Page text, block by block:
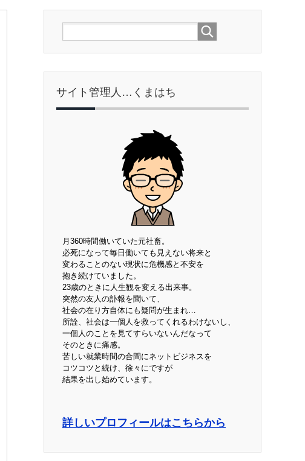
サイト管理人…くまはち
月360時間働いていた元社畜。
必死になって毎日働いても見えない将来と
変わることのない現状に危機感と不安を
抱き続けていました。
23歳のときに人生観を変える出来事。
突然の友人の訃報を聞いて、
社会の在り方自体にも疑問が生まれ…
所詮、社会は一個人を救ってくれるわけないし、
一個人のことを見てすらいないんだなって
そのときに痛感。
苦しい就業時間の合間にネットビジネスを
コツコツと続け、徐々にですが
結果を出し始めています。
詳しいプロフィールはこちらから